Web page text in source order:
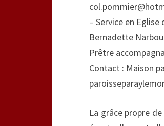
– Service en
Bernadette
Prêtre
Contact : Maison
La grâce propre